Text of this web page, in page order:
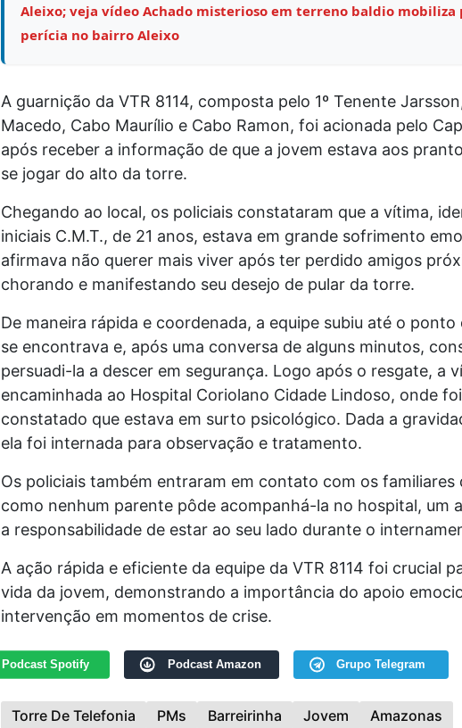
Aleixo; veja vídeo Achado misterioso em terreno baldio mobiliza
perícia no bairro Aleixo
A guarnição da VTR 8114, composta pelo 1º Tenente
Macedo, Cabo Maurílio e Cabo Ramon, foi acionada pelo
após receber a informação de que a jovem estava aos
se jogar do alto da torre.
Chegando ao local, os policiais constataram que a vítima,
iniciais C.M.T., de 21 anos, estava em grande sofrimento
afirmava não querer mais viver após ter perdido amigos
chorando e manifestando seu desejo de pular da torre.
De maneira rápida e coordenada, a equipe subiu até o ponto
se encontrava e, após uma conversa de alguns minutos,
persuadi-la a descer em segurança. Logo após o resgate, a
encaminhada ao Hospital Coriolano Cidade Lindoso, onde
constatado que estava em surto psicológico. Dada a
ela foi internada para observação e tratamento.
Os policiais também entraram em contato com os familiares
como nenhum parente pôde acompanhá-la no hospital, um
a responsabilidade de estar ao seu lado durante o
A ação rápida e eficiente da equipe da VTR 8114 foi crucial
vida da jovem, demonstrando a importância do apoio
intervenção em momentos de crise.
Podcast Spotify Podcast Amazon Grupo Telegram
Torre De Telefonia PMs Barreirinha Jovem Amazonas